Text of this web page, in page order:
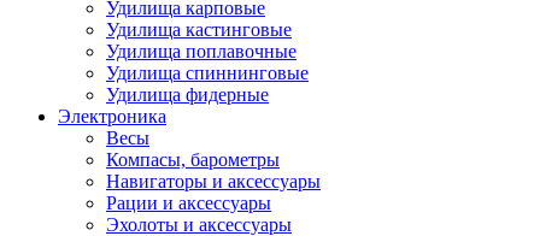
Удилища карповые
Удилища кастинговые
Удилища поплавочные
Удилища спиннинговые
Удилища фидерные
Электроника
Весы
Компасы, барометры
Навигаторы и аксессуары
Рации и аксессуары
Эхолоты и аксессуары